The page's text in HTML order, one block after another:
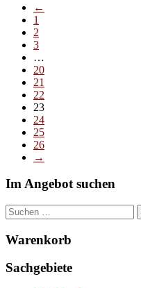
←
1
2
3
…
20
21
22
23
24
25
26
→
Im Angebot suchen
Suchen
nach:
Warenkorb
Sachgebiete